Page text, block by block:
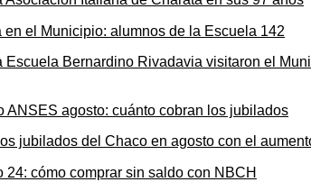
Escuela Bernardino Rivadavia visitaron el
jubilados del Chaco en agosto con el